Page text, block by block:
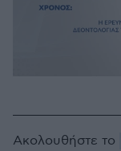
Ακολουθήστε το